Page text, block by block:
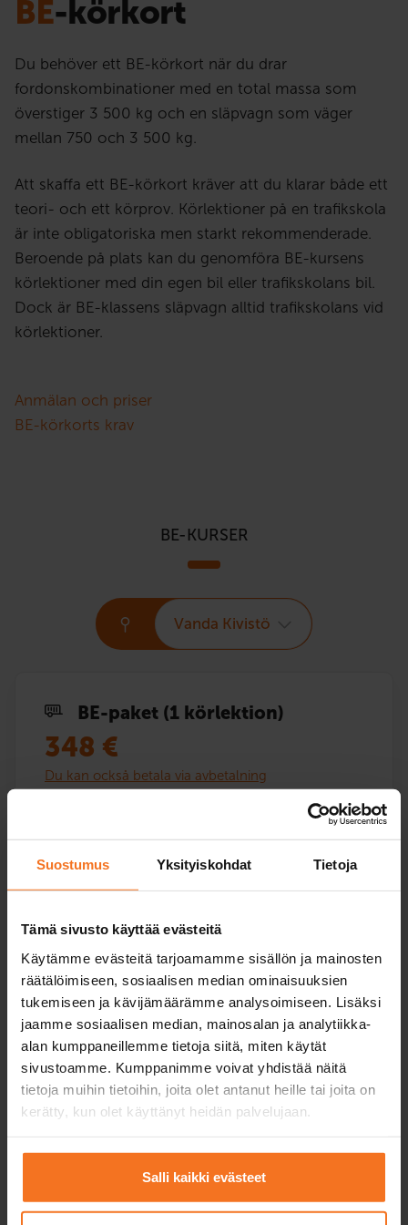
Suostumus Yksityiskohdat Tietoja
Tämä sivusto käyttää evästeitä
Käytämme evästeitä tarjoamamme sisällön ja mainosten
räätälöimiseen, sosiaalisen median ominaisuuksien
tukemiseen ja kävijämäärämme analysoimiseen. Lisäksi
jaamme sosiaalisen median, mainosalan ja analytiikka-
alan kumppaneillemme tietoja siitä, miten käytät
sivustoamme. Kumppanimme voivat yhdistää näitä
tietoja muihin tietoihin, joita olet antanut heille tai joita on
kerätty, kun olet käyttänyt heidän palvelujaan.
Salli kaikki evästeet
BE-körkort
Du behöver ett BE-körkort när du drar
fordonskombinationer med en total massa som
överstiger 3 500 kg och en släpvagn som väger
mellan 750 och 3 500 kg.
Att skaffa ett BE-körkort kräver att du klarar både ett
teori- och ett körprov. Körlektioner på en trafikskola
är inte obligatoriska men starkt rekommenderade.
Beroende på plats kan du genomföra BE-kursens
körlektioner med din egen bil eller trafikskolans bil.
Dock är BE-klassens släpvagn alltid trafikskolans vid
körlektioner.
Anmälan och priser
BE-körkorts krav
BE-KURSER
Vanda Kivistö
BE-paket (1 körlektion)
348 €
Du kan också betala via avbetalning
BE-kurs med trafikskolans bil och släp. Inkluderar en
körlektion med trafikskolans fordon samt användning
av trafikskolans bil och släp vid det första provet
Läs mer och anmäla dig
BE-paket (2 körlektion)
390€
Du kan också betala via avbetalning